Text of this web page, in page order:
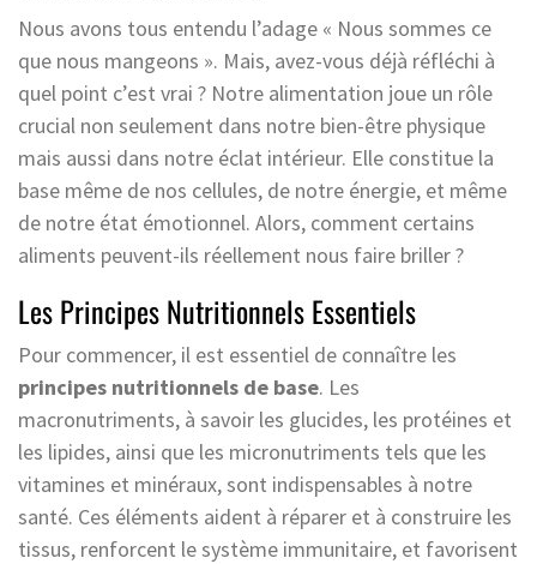
Nous avons tous entendu l’adage « Nous sommes ce
que nous mangeons ». Mais, avez-vous déjà réfléchi à
quel point c’est vrai ? Notre alimentation joue un rôle
crucial non seulement dans notre bien-être physique
mais aussi dans notre éclat intérieur. Elle constitue la
base même de nos cellules, de notre énergie, et même
de notre état émotionnel. Alors, comment certains
aliments peuvent-ils réellement nous faire briller ?
Les Principes Nutritionnels Essentiels
Pour commencer, il est essentiel de connaître les
principes nutritionnels de base. Les
macronutriments, à savoir les glucides, les protéines et
les lipides, ainsi que les micronutriments tels que les
vitamines et minéraux, sont indispensables à notre
santé. Ces éléments aident à réparer et à construire les
tissus, renforcent le système immunitaire, et favorisent